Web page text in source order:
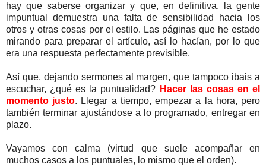
hay que saberse organizar y que, en definitiva, la gente
impuntual demuestra una falta de sensibilidad hacia los
otros y otras cosas por el estilo. Las páginas que he estado
mirando para preparar el artículo, así lo hacían, por lo que
era una respuesta perfectamente previsible.
Así que, dejando sermones al margen, que tampoco ibais a
escuchar, ¿qué es la puntualidad? Hacer las cosas en el
momento justo. Llegar a tiempo, empezar a la hora, pero
también terminar ajustándose a lo programado, entregar en
plazo.
Vayamos con calma (virtud que suele acompañar en
muchos casos a los puntuales, lo mismo que el orden).